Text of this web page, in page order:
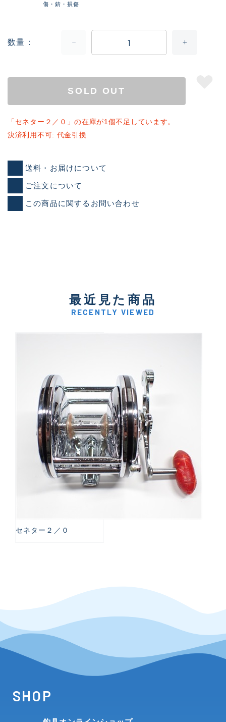
傷・錆・損傷
数量
SOLD OUT
「セネター２／０」の在庫が1個不足しています。
決済利用不可: 代金引換
送料・お届けについて
ご注文について
この商品に関するお問い合わせ
最近見た商品
RECENTLY VIEWED
セネター２／０
SHOP